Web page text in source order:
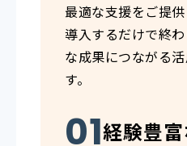
最適な支援をご提
導入するだけで終
な成果につながる
す。
経験豊